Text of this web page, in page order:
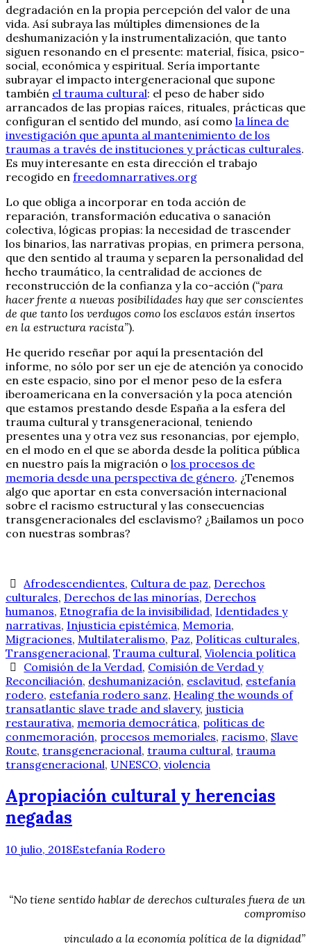
degradación en la propia percepción del valor de una
vida. Así subraya las múltiples dimensiones de la
deshumanización y la instrumentalización, que tanto
siguen resonando en el presente: material, física, psico-
social, económica y espiritual. Sería importante
subrayar el impacto intergeneracional que supone
también el trauma cultural: el peso de haber sido
arrancados de las propias raíces, rituales, prácticas que
configuran el sentido del mundo, así como la línea de
investigación que apunta al mantenimiento de los
traumas a través de instituciones y prácticas culturales.
Es muy interesante en esta dirección el trabajo
recogido en freedomnarratives.org
Lo que obliga a incorporar en toda acción de
reparación, transformación educativa o sanación
colectiva, lógicas propias: la necesidad de trascender
los binarios, las narrativas propias, en primera persona,
que den sentido al trauma y separen la personalidad del
hecho traumático, la centralidad de acciones de
reconstrucción de la confianza y la co-acción (“para
hacer frente a nuevas posibilidades hay que ser conscientes
de que tanto los verdugos como los esclavos están insertos
en la estructura racista”).
He querido reseñar por aquí la presentación del
informe, no sólo por ser un eje de atención ya conocido
en este espacio, sino por el menor peso de la esfera
iberoamericana en la conversación y la poca atención
que estamos prestando desde España a la esfera del
trauma cultural y transgeneracional, teniendo
presentes una y otra vez sus resonancias, por ejemplo,
en el modo en el que se aborda desde la política pública
en nuestro país la migración o los procesos de
memoria desde una perspectiva de género. ¿Tenemos
algo que aportar en esta conversación internacional
sobre el racismo estructural y las consecuencias
transgeneracionales del esclavismo? ¿Bailamos un poco
con nuestras sombras?
Afrodescendientes, Cultura de paz, Derechos
culturales, Derechos de las minorías, Derechos
humanos, Etnografía de la invisibilidad, Identidades y
narrativas, Injusticia epistémica, Memoria,
Migraciones, Multilateralismo, Paz, Políticas culturales,
Transgeneracional, Trauma cultural, Violencia política
Comisión de la Verdad, Comisión de Verdad y
Reconciliación, deshumanización, esclavitud, estefanía
rodero, estefanía rodero sanz, Healing the wounds of
transatlantic slave trade and slavery, justicia
restaurativa, memoria democrática, políticas de
conmemoración, procesos memoriales, racismo, Slave
Route, transgeneracional, trauma cultural, trauma
transgeneracional, UNESCO, violencia
Apropiación cultural y herencias
negadas
10 julio, 2018Estefanía Rodero
“No tiene sentido hablar de derechos culturales fuera de un
compromiso
vinculado a la economía política de la dignidad”